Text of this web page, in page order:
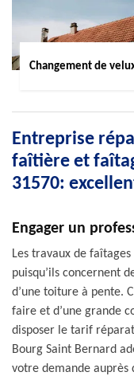
Changement de
Entreprise
faîtière et
31570:
Engager un
Les travaux de
puisqu’ils concernent
d’une toiture à pente.
faire et d’une grande
disposer le tarif
Bourg Saint Bernard
votre demande auprès